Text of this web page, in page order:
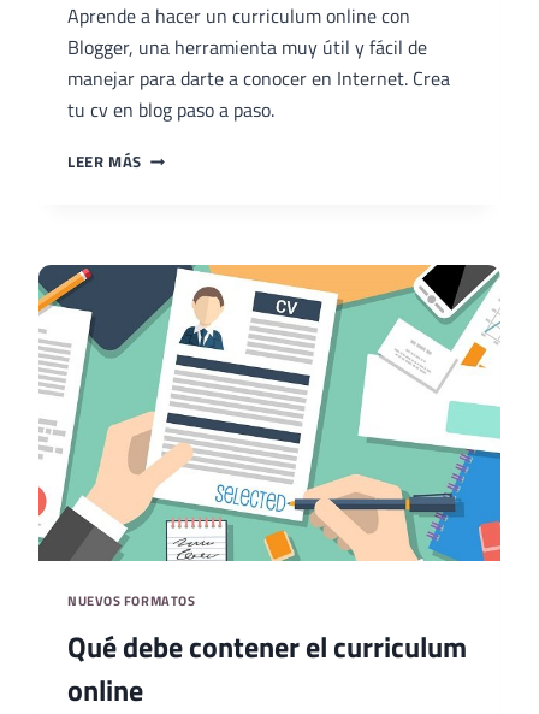
Aprende a hacer un curriculum online con
Blogger, una herramienta muy útil y fácil de
manejar para darte a conocer en Internet. Crea
tu cv en blog paso a paso.
LEER MÁS CÓMO
BLOGGER
NUEVOS FORMATOS
Qué debe contener el curriculum
online